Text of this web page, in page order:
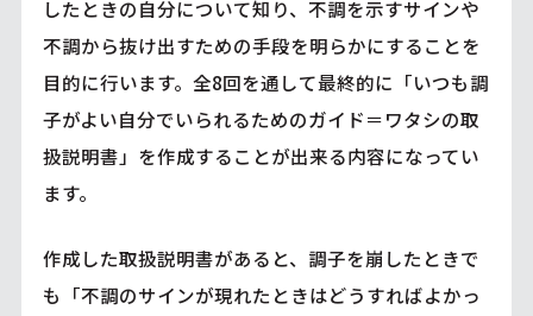
したときの自分について知り、不調を示すサインや
不調から抜け出すための手段を明らかにすることを
目的に行います。全8回を通して最終的に「いつも調
子がよい自分でいられるためのガイド＝ワタシの取
扱説明書」を作成することが出来る内容になってい
ます。
作成した取扱説明書があると、調子を崩したときで
も「不調のサインが現れたときはどうすればよかっ